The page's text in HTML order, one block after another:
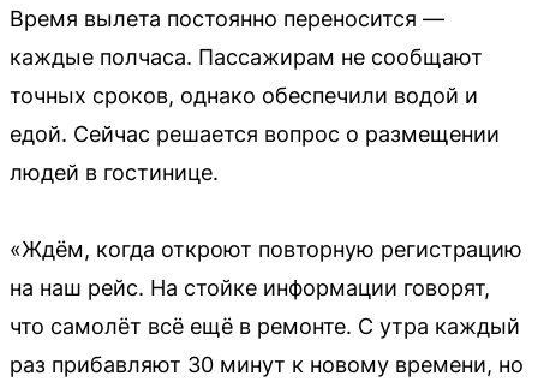
Время вылета постоянно переносится —
каждые полчаса. Пассажирам не сообщают
точных сроков, однако обеспечили водой и
едой. Сейчас решается вопрос о размещении
людей в гостинице.
«Ждём, когда откроют повторную регистрацию
на наш рейс. На стойке информации говорят,
что самолёт всё ещё в ремонте. С утра каждый
раз прибавляют 30 минут к новому времени, но